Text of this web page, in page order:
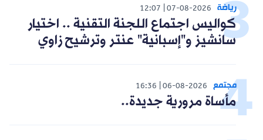
رياضة 07-08-2026
12:07
كواليس اجتماع اللجنة التقنية .. اختيار
سانشيز و"إسبانية" عنتر وترشيح زاوي
مجتمع 06-08-2026
16:36
مأساة مرورية جديدة..